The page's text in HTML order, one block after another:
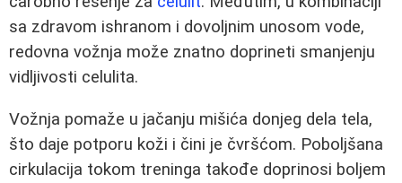
sa zdravom ishranom i dovoljnim unosom vode,
redovna vožnja može znatno doprineti smanjenju
vidljivosti celulita.
Vožnja pomaže u jačanju mišića donjeg dela tela,
što daje potporu koži i čini je čvršćom. Poboljšana
cirkulacija tokom treninga takođe doprinosi boljem